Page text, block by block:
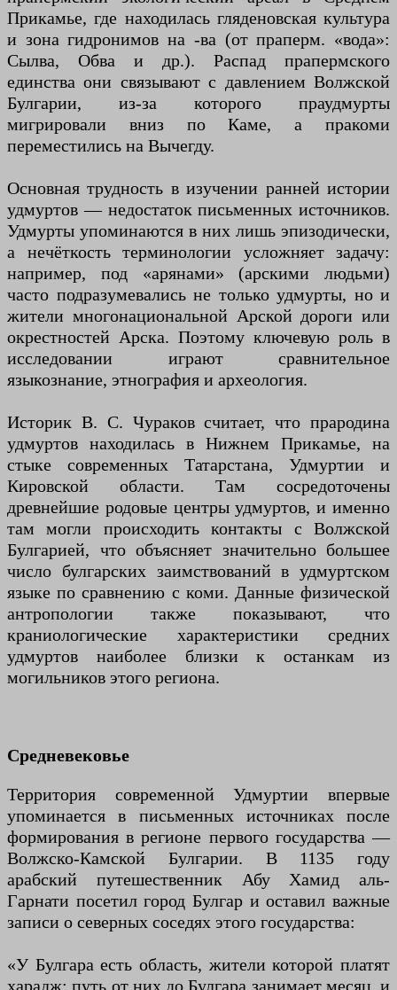
Прикамье, где находилась гляденовская культура
и зона гидронимов на -ва (от праперм. «вода»:
Сылва, Обва и др.). Распад прапермского
единства они связывают с давлением Волжской
Булгарии, из-за которого праудмурты
мигрировали вниз по Каме, а пракоми
переместились на Вычегду.
Основная трудность в изучении ранней истории
удмуртов — недостаток письменных источников.
Удмурты упоминаются в них лишь эпизодически,
а нечёткость терминологии усложняет задачу:
например, под «арянами» (арскими людьми)
часто подразумевались не только удмурты, но и
жители многонациональной Арской дороги или
окрестностей Арска. Поэтому ключевую роль в
исследовании играют сравнительное
языкознание, этнография и археология.
Историк В. С. Чураков считает, что прародина
удмуртов находилась в Нижнем Прикамье, на
стыке современных Татарстана, Удмуртии и
Кировской области. Там сосредоточены
древнейшие родовые центры удмуртов, и именно
там могли происходить контакты с Волжской
Булгарией, что объясняет значительно большее
число булгарских заимствований в удмуртском
языке по сравнению с коми. Данные физической
антропологии также показывают, что
краниологические характеристики средних
удмуртов наиболее близки к останкам из
могильников этого региона.
Средневековье
Территория современной Удмуртии впервые
упоминается в письменных источниках после
формирования в регионе первого государства —
Волжско-Камской Булгарии. В 1135 году
арабский путешественник Абу Хамид аль-
Гарнати посетил город Булгар и оставил важные
записи о северных соседях этого государства:
«У Булгара есть область, жители которой платят
харадж; путь от них до Булгара занимает месяц, и